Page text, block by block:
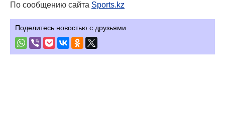
По сообщению сайта Sports.kz
Поделитесь новостью с друзьями